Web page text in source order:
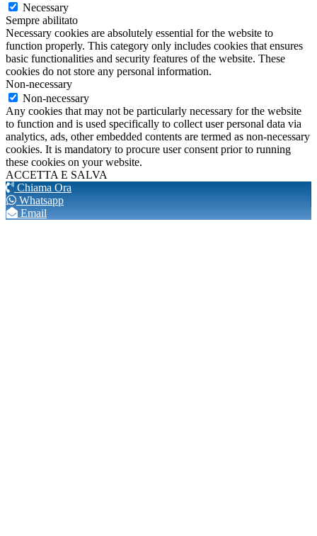
Necessary
Sempre abilitato
Necessary cookies are absolutely essential for the website to
function properly. This category only includes cookies that ensures
basic functionalities and security features of the website. These
cookies do not store any personal information.
Non-necessary
Non-necessary
Any cookies that may not be particularly necessary for the website
to function and is used specifically to collect user personal data via
analytics, ads, other embedded contents are termed as non-necessary
cookies. It is mandatory to procure user consent prior to running
these cookies on your website.
ACCETTA E SALVA
Chiama Ora
Whatsapp
Email